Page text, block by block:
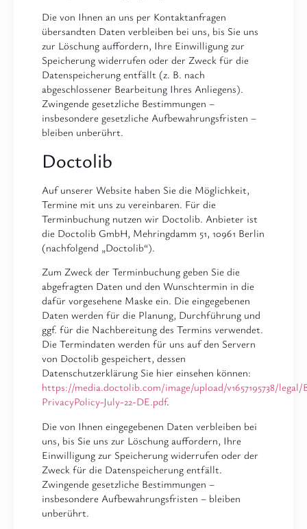
Die von Ihnen an uns per Kontaktanfragen
übersandten Daten verbleiben bei uns, bis Sie uns
zur Löschung auffordern, Ihre Einwilligung zur
Speicherung widerrufen oder der Zweck für die
Datenspeicherung entfällt (z. B. nach
abgeschlossener Bearbeitung Ihres Anliegens).
Zwingende gesetzliche Bestimmungen –
insbesondere gesetzliche Aufbewahrungsfristen –
bleiben unberührt.
Doctolib
Auf unserer Website haben Sie die Möglichkeit,
Termine mit uns zu vereinbaren. Für die
Terminbuchung nutzen wir Doctolib. Anbieter ist
die Doctolib GmbH, Mehringdamm 51, 10961 Berlin
(nachfolgend „Doctolib“).
Zum Zweck der Terminbuchung geben Sie die
abgefragten Daten und den Wunschtermin in die
dafür vorgesehene Maske ein. Die eingegebenen
Daten werden für die Planung, Durchführung und
ggf. für die Nachbereitung des Termins verwendet.
Die Termindaten werden für uns auf den Servern
von Doctolib gespeichert, dessen
Datenschutzerklärung Sie hier einsehen können:
https://media.doctolib.com/image/upload/v1657195738/legal/
PrivacyPolicy-July-22-DE.pdf.
Die von Ihnen eingegebenen Daten verbleiben bei
uns, bis Sie uns zur Löschung auffordern, Ihre
Einwilligung zur Speicherung widerrufen oder der
Zweck für die Datenspeicherung entfällt.
Zwingende gesetzliche Bestimmungen –
insbesondere Aufbewahrungsfristen – bleiben
unberührt.